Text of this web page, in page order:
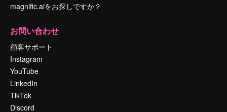
magnific.aiをお探しですか？
お問い合わせ
顧客サポート
Instagram
YouTube
LinkedIn
TikTok
Discord